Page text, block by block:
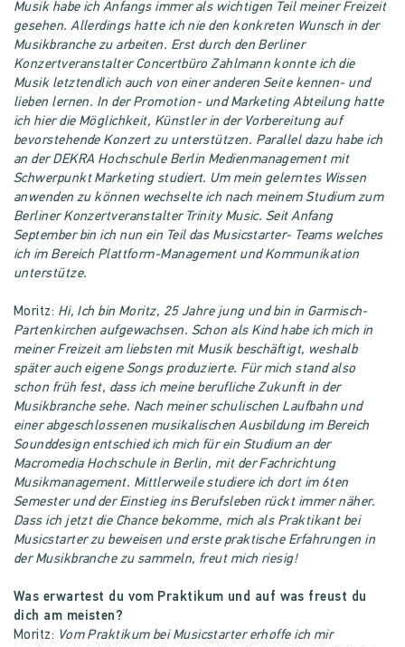
Musik habe ich Anfangs immer als wichtigen Teil meiner Freizeit
gesehen. Allerdings hatte ich nie den konkreten Wunsch in der
Musikbranche zu arbeiten. Erst durch den Berliner
Konzertveranstalter Concertbüro Zahlmann konnte ich die
Musik letztendlich auch von einer anderen Seite kennen- und
lieben lernen. In der Promotion- und Marketing Abteilung hatte
ich hier die Möglichkeit, Künstler in der Vorbereitung auf
bevorstehende Konzert zu unterstützen. Parallel dazu habe ich
an der DEKRA Hochschule Berlin Medienmanagement mit
Schwerpunkt Marketing studiert. Um mein gelerntes Wissen
anwenden zu können wechselte ich nach meinem Studium zum
Berliner Konzertveranstalter Trinity Music. Seit Anfang
September bin ich nun ein Teil das Musicstarter- Teams welches
ich im Bereich Plattform-Management und Kommunikation
unterstütze.
Moritz: Hi, Ich bin Moritz, 25 Jahre jung und bin in Garmisch-
Partenkirchen aufgewachsen. Schon als Kind habe ich mich in
meiner Freizeit am liebsten mit Musik beschäftigt, weshalb
später auch eigene Songs produzierte. Für mich stand also
schon früh fest, dass ich meine berufliche Zukunft in der
Musikbranche sehe. Nach meiner schulischen Laufbahn und
einer abgeschlossenen musikalischen Ausbildung im Bereich
Sounddesign entschied ich mich für ein Studium an der
Macromedia Hochschule in Berlin, mit der Fachrichtung
Musikmanagement. Mittlerweile studiere ich dort im 6ten
Semester und der Einstieg ins Berufsleben rückt immer näher.
Dass ich jetzt die Chance bekomme, mich als Praktikant bei
Musicstarter zu beweisen und erste praktische Erfahrungen in
der Musikbranche zu sammeln, freut mich riesig!
Was erwartest du vom Praktikum und auf was freust du
dich am meisten?
Moritz: Vom Praktikum bei Musicstarter erhoffe ich mir